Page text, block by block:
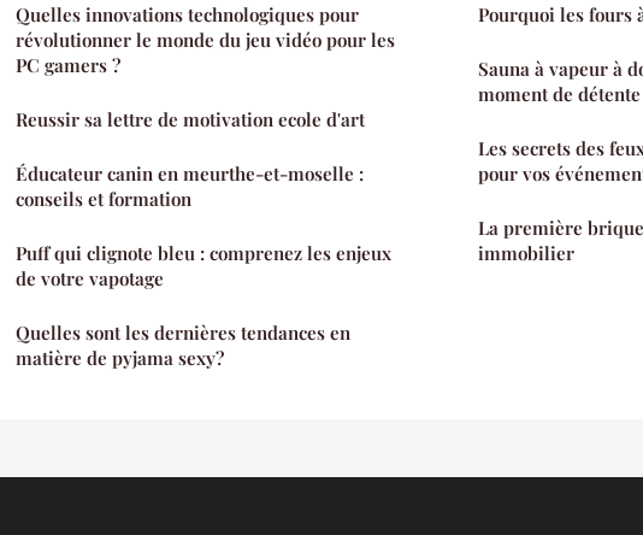
Quelles innovations technologiques pour
révolutionner le monde du jeu vidéo pour les
PC gamers ?
Reussir sa lettre de motivation ecole d'art
Éducateur canin en meurthe-et-moselle :
conseils et formation
Puff qui clignote bleu : comprenez les enjeux
de votre vapotage
Quelles sont les dernières tendances en
matière de pyjama sexy?
Pourquoi les fours
Sauna à vapeur à
moment de
Les secrets des
pour vos
La première
immobilier